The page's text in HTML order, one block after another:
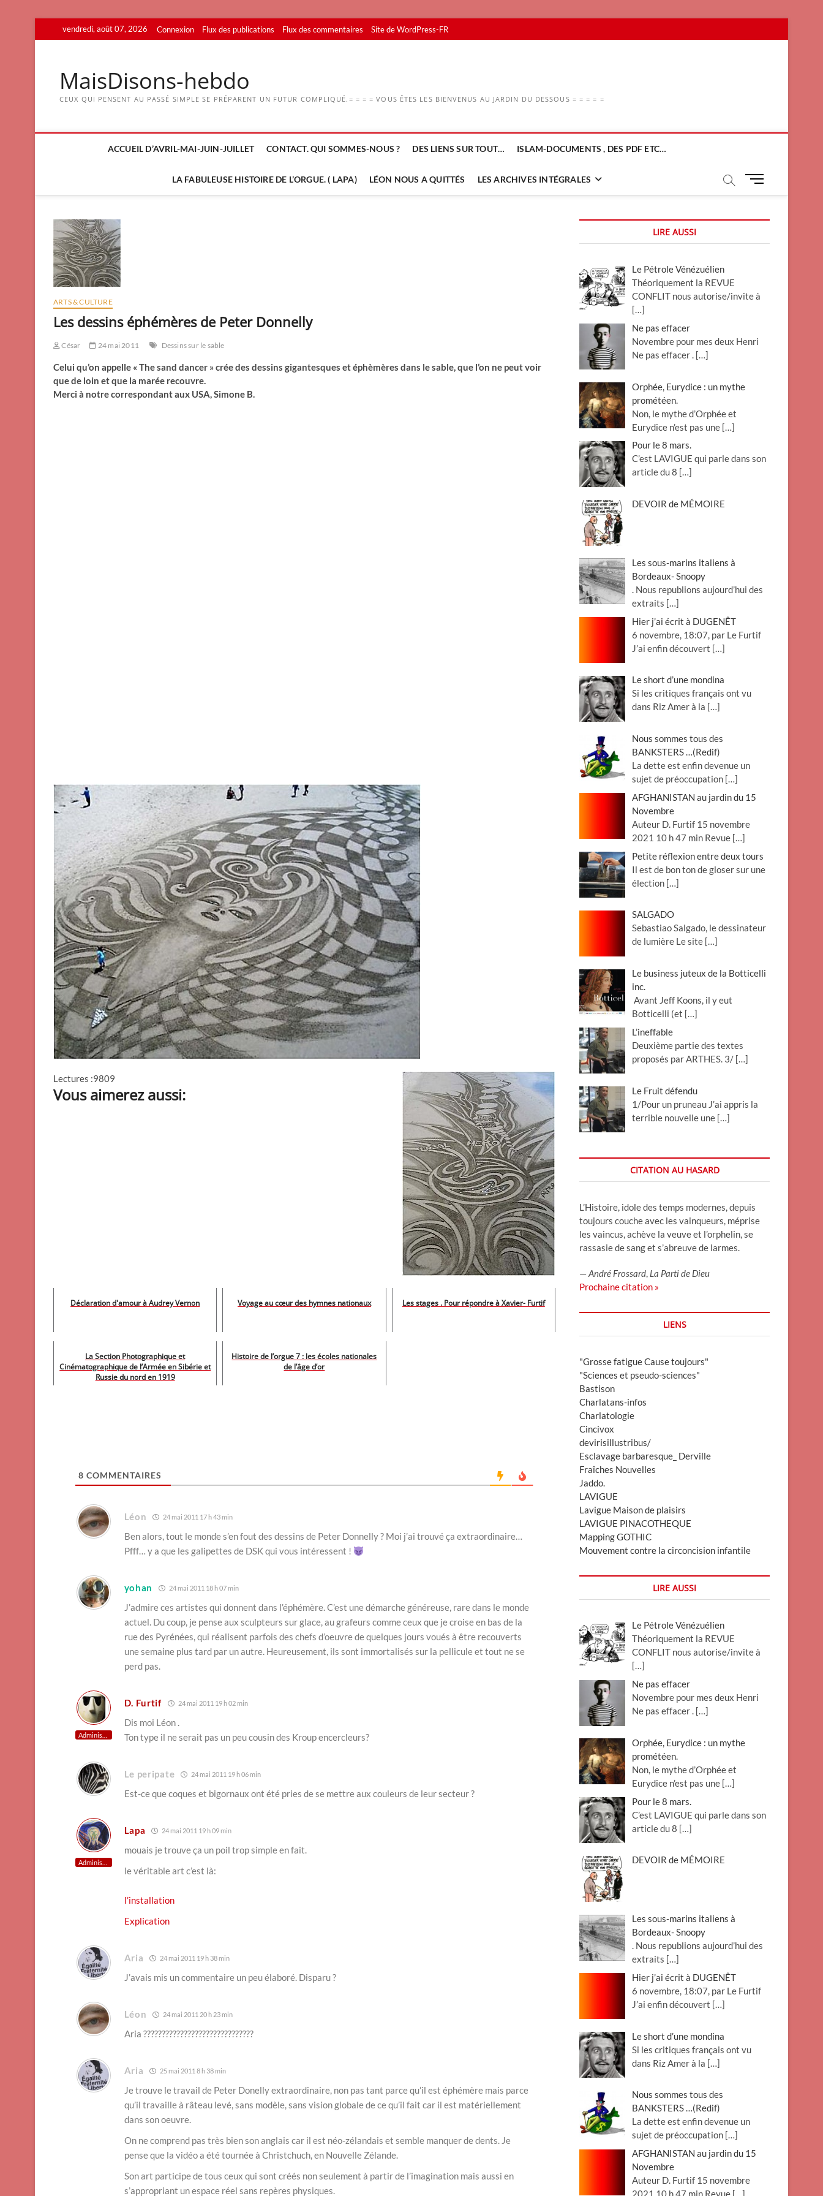
to
vendredi, août 07, 2026 Connexion Flux des publications Flux des commentaires Site de WordPress-FR
MaisDisons-hebdo
CEUX QUI PENSENT AU PASSÉ SIMPLE SE PRÉPARENT UN FUTUR COMPLIQUÉ.= = = = VOUS ÊTES LES BIENVENUS AU JARDIN DU DESSOUS = = = = =
ACCUEIL D’AVRIL-MAI-JUIN-JUILLET CONTACT. QUI SOMMES-NOUS ? DES LIENS SUR TOUT… ISLAM-DOCUMENTS , DES PDF ETC…
LA FABULEUSE HISTOIRE DE L’ORGUE. ( LAPA) LÉON NOUS A QUITTÉS LES ARCHIVES INTÉGRALES
M
u
u
n
ARTS & CULTURE
Les dessins éphémères de Peter Donnelly
César 24 mai 2011 Dessins sur le sable
Celui qu’on appelle « The sand dancer » crée des dessins gigantesques et éphèmères dans le sable, que l’on ne peut voir
que de loin et que la marée recouvre.
Merci à notre correspondant aux USA, Simone B.
Lectures :9809
Vous aimerez aussi:
Déclaration d'amour à Audrey Vernon Voyage au cœur des hymnes nationaux Les stages . Pour répondre à Xavier- Furtif
La Section Photographique et
Cinématographique de l’Armée en Sibérie et
Russie du nord en 1919
Histoire de l’orgue 7 : les écoles nationales
de l’âge d’or
8 COMMENTAIRES
Léon 24 mai 2011 17 h 43 min
Ben alors, tout le monde s’en fout des dessins de Peter Donnelly ? Moi j’ai trouvé ça extraordinaire…
Pfff… y a que les galipettes de DSK qui vous intéressent !
yohan 24 mai 2011 18 h 07 min
J’admire ces artistes qui donnent dans l’éphémère. C’est une démarche généreuse, rare dans le monde
actuel. Du coup, je pense aux sculpteurs sur glace, au grafeurs comme ceux que je croise en bas de la
rue des Pyrénées, qui réalisent parfois des chefs d’oeuvre de quelques jours voués à être recouverts
une semaine plus tard par un autre. Heureusement, ils sont immortalisés sur la pellicule et tout ne se
perd pas.
Administrateur
D. Furtif 24 mai 2011 19 h 02 min
Dis moi Léon .
Ton type il ne serait pas un peu cousin des Kroup encercleurs?
Le peripate 24 mai 2011 19 h 06 min
Est-ce que coques et bigornaux ont été pries de se mettre aux couleurs de leur secteur ?
Administrateur
Lapa 24 mai 2011 19 h 09 min
mouais je trouve ça un poil trop simple en fait.
le véritable art c’est là:
l’installation
Explication
Aria 24 mai 2011 19 h 38 min
J’avais mis un commentaire un peu élaboré. Disparu ?
Léon 24 mai 2011 20 h 23 min
Aria ??????????????????????????????
Aria 25 mai 2011 8 h 38 min
Je trouve le travail de Peter Donelly extraordinaire, non pas tant parce qu’il est éphémère mais parce
qu’il travaille à râteau levé, sans modèle, sans vision globale de ce qu’il fait car il est matériellement
dans son oeuvre.
On ne comprend pas très bien son anglais car il est néo-zélandais et semble manquer de dents. Je
pense que la vidéo a été tournée à Christchuch, en Nouvelle Zélande.
Son art participe de tous ceux qui sont créés non seulement à partir de l’imagination mais aussi en
s’appropriant un espace réel sans repères physiques.
LIRE AUSSI
Le Pétrole Vénézuélien
Théoriquement la REVUE
CONFLIT nous autorise/invite à
[…]
Ne pas effacer
Novembre pour mes deux Henri
Ne pas effacer . […]
Orphée, Eurydice : un mythe
prométéen.
Non, le mythe d’Orphée et
Eurydice n’est pas une […]
Pour le 8 mars.
C’est LAVIGUE qui parle dans son
article du 8 […]
DEVOIR de MÉMOIRE
Les sous-marins italiens à
Bordeaux- Snoopy
. Nous republions aujourd’hui des
extraits […]
Hier j’ai écrit à DUGENÊT
6 novembre, 18:07, par Le Furtif
J’ai enfin découvert […]
Le short d’une mondina
Si les critiques français ont vu
dans Riz Amer à la […]
Nous sommes tous des
BANKSTERS …(Redif)
La dette est enfin devenue un
sujet de préoccupation […]
AFGHANISTAN au jardin du 15
Novembre
Auteur D. Furtif 15 novembre
2021 10 h 47 min Revue […]
Petite réflexion entre deux tours
Il est de bon ton de gloser sur une
élection […]
SALGADO
Sebastiao Salgado, le dessinateur
de lumière Le site […]
Le business juteux de la Botticelli
inc.
Avant Jeff Koons, il y eut
Botticelli (et […]
L’ineffable
Deuxième partie des textes
proposés par ARTHES. 3/ […]
Le Fruit défendu
1/Pour un pruneau J’ai appris la
terrible nouvelle une […]
CITATION AU HASARD
L’Histoire, idole des temps modernes, depuis
toujours couche avec les vainqueurs, méprise
les vaincus, achève la veuve et l’orphelin, se
rassasie de sang et s’abreuve de larmes.
—André Frossard, La Parti de Dieu
Prochaine citation »
LIENS
"Grosse fatigue Cause toujours"
"Sciences et pseudo-sciences"
Bastison
Charlatans-infos
Charlatologie
Cincivox
devirisillustribus/
Esclavage barbaresque_ Derville
Fraîches Nouvelles
Jaddo.
LAVIGUE
Lavigue Maison de plaisirs
LAVIGUE PINACOTHEQUE
Mapping GOTHIC
Mouvement contre la circoncision infantile
LIRE AUSSI
Le Pétrole Vénézuélien
Théoriquement la REVUE
CONFLIT nous autorise/invite à
[…]
Ne pas effacer
Novembre pour mes deux Henri
Ne pas effacer . […]
Orphée, Eurydice : un mythe
prométéen.
Non, le mythe d’Orphée et
Eurydice n’est pas une […]
Pour le 8 mars.
C’est LAVIGUE qui parle dans son
article du 8 […]
DEVOIR de MÉMOIRE
Les sous-marins italiens à
Bordeaux- Snoopy
. Nous republions aujourd’hui des
extraits […]
Hier j’ai écrit à DUGENÊT
6 novembre, 18:07, par Le Furtif
J’ai enfin découvert […]
Le short d’une mondina
Si les critiques français ont vu
dans Riz Amer à la […]
Nous sommes tous des
BANKSTERS …(Redif)
La dette est enfin devenue un
sujet de préoccupation […]
AFGHANISTAN au jardin du 15
Novembre
Auteur D. Furtif 15 novembre
2021 10 h 47 min Revue […]